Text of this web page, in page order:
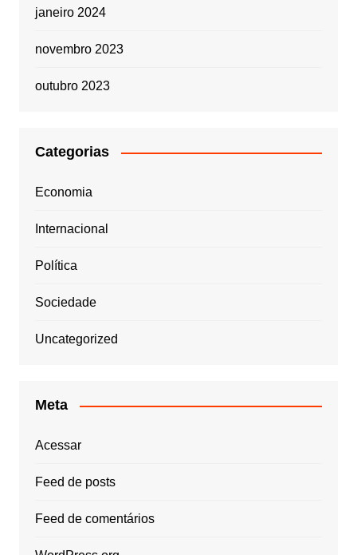
janeiro 2024
novembro 2023
outubro 2023
Categorias
Economia
Internacional
Política
Sociedade
Uncategorized
Meta
Acessar
Feed de posts
Feed de comentários